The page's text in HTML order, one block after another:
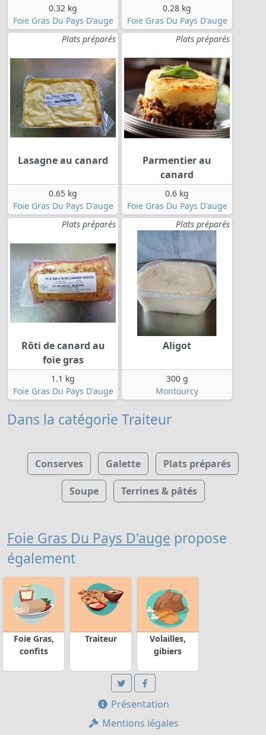
0.32 kg
Foie Gras Du Pays D'auge
0.28 kg
Foie Gras Du Pays D'auge
Plats préparés
Lasagne au canard
0.65 kg
Foie Gras Du Pays D'auge
Plats préparés
Parmentier au
canard
0.6 kg
Foie Gras Du Pays D'auge
Plats préparés
Rôti de canard au
foie gras
1.1 kg
Foie Gras Du Pays D'auge
Plats préparés
Aligot
300 g
Montourcy
Dans la catégorie Traiteur
Conserves Galette Plats préparés
Soupe Terrines & pâtés
Foie Gras Du Pays D'auge propose
également
Foie Gras,
confits
Traiteur
Volailles,
gibiers
Présentation
Mentions légales